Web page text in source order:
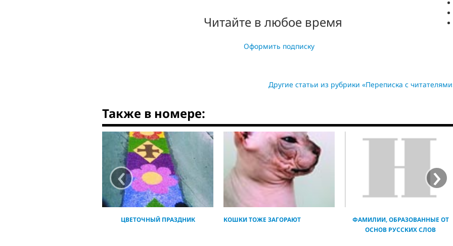
Читайте в любое время
Оформить подписку
Другие статьи из рубрики «Переписка с
Также в номере:
ЦВЕТОЧНЫЙ ПРАЗДНИК КОШКИ ТОЖЕ ЗАГОРАЮТ
ФАМИЛИИ, ОБРАЗОВАННЫЕ ОТ
ОСНОВ РУССКИХ СЛОВ
‹ ›